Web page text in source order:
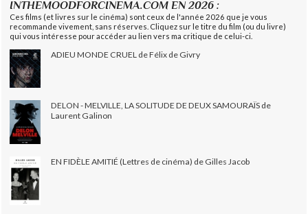
INTHEMOODFORCINEMA.COM EN 2026 :
Ces films (et livres sur le cinéma) sont ceux de l'année 2026 que je vous
recommande vivement, sans réserves. Cliquez sur le titre du film (ou du livre)
qui vous intéresse pour accéder au lien vers ma critique de celui-ci.
ADIEU MONDE CRUEL de Félix de Givry
DELON - MELVILLE, LA SOLITUDE DE DEUX SAMOURAÏS de
Laurent Galinon
EN FIDÈLE AMITIÉ (Lettres de cinéma) de Gilles Jacob